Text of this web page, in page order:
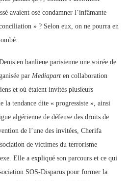
avaient osé condamner l’infâmante
» ? Selon eux, on ne pourra en
en banlieue parisienne une soirée de
par Mediapart en collaboration
et où étaient invités plusieurs
la tendance dite « progressiste », ainsi
algérienne de défense des droits de
de l’une des invitées, Cherifa
de victimes du terrorisme
Elle a expliqué son parcours et ce qui
SOS-Disparus pour former la